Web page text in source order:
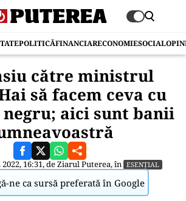
POLITICĂFINANCIARECONOMIESOCIAL
către ministrul
să facem ceva cu
aici sunt banii
16:31, deZiarul Puterea, în ESENȚIAL
ne ca sursă preferată în Google